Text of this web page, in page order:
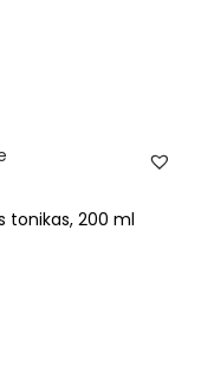
tonikas, 200 ml